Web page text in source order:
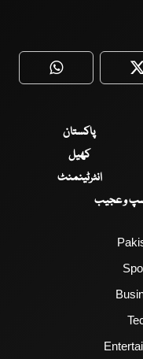
WhatsApp
پاکستان
کھیل
انٹرٹینمنٹ
و عجیب